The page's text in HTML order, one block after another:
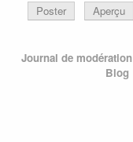
Poster Aperçu
Journal de modération
Blog